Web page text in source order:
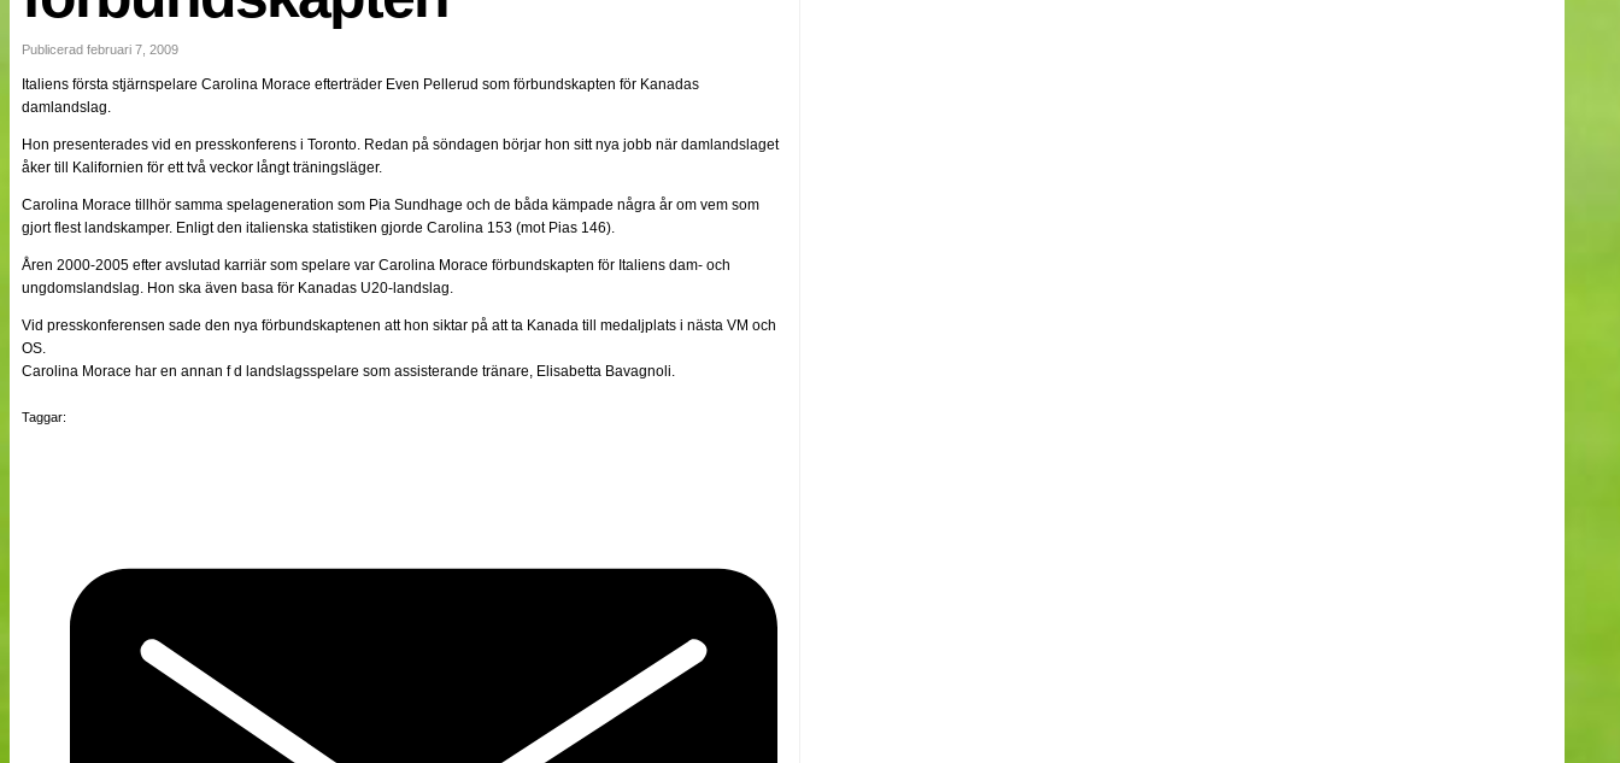
NÄTverket
Nyheter
Bloggar
Lagen
Cuper
Medlemmar
Till klubbkassan
Om oss
Split vision
Publicerad februari 7, 2009
Italiens första stjärnspelare Carolina Morace efterträder Even Pellerud som förbundskapten för Kanadas
damlandslag.
Hon presenterades vid en presskonferens i Toronto. Redan på söndagen börjar hon sitt nya jobb när damlandslaget
åker till Kalifornien för ett två veckor långt träningsläger.
Carolina Morace tillhör samma spelageneration som Pia Sundhage och de båda kämpade några år om vem som
gjort flest landskamper. Enligt den italienska statistiken gjorde Carolina 153 (mot Pias 146).
Åren 2000-2005 efter avslutad karriär som spelare var Carolina Morace förbundskapten för Italiens dam- och
ungdomslandslag. Hon ska även basa för Kanadas U20-landslag.
Vid presskonferensen sade den nya förbundskaptenen att hon siktar på att ta Kanada till medaljplats i nästa VM och
OS.
Carolina Morace har en annan f d landslagsspelare som assisterande tränare, Elisabetta Bavagnoli.
Taggar: